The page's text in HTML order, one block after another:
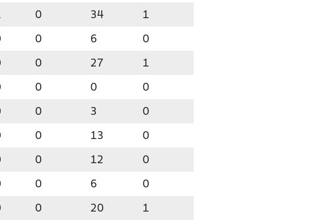
0 34 1
0 6 0
0 27 1
0 0 0
0 3 0
0 13 0
0 12 0
0 6 0
0 20 1